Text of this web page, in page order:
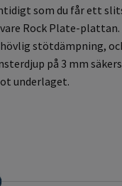
som du får ett
Rock Plate-plattan.
stötdämpning,
på 3 mm
underlaget.